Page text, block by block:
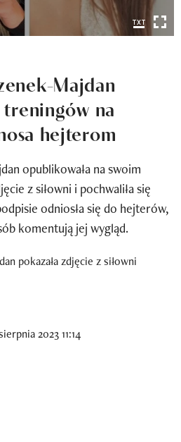
Majdan
na
hejterom
opublikowała na swoim
z siłowni i pochwaliła się
odniosła się do hejterów,
komentują jej wygląd.
2023 11:14